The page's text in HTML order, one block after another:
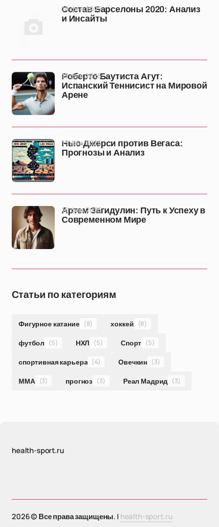
Состав Барселоны 2020: Анализ
и Инсайты
14 фев 2025
Роберто Баутиста Агут:
Испанский Теннисист на Мировой
Арене
13 фев 2025
Нью-Джерси против Вегаса:
Прогнозы и Анализ
13 фев 2025
Артем Загидулин: Путь к Успеху в
Современном Мире
10 фев 2025
Статьи по категориям
Фигурное катание (8) хоккей (8)
футбол (5) НХЛ (5) Спорт (5)
спортивная карьера (4) Овечкин (3)
ММА (3) прогноз (3) Реал Мадрид (3)
health-sport.ru
2026 © Все права защищены. | health-sport.ru